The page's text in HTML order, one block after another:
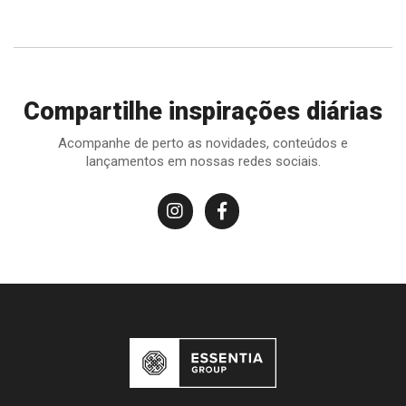
Compartilhe inspirações diárias
Acompanhe de perto as novidades, conteúdos e
lançamentos em nossas redes sociais.